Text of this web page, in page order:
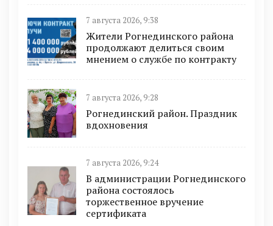
7 августа 2026, 9:38
Жители Рогнединского района
продолжают делиться своим
мнением о службе по контракту
7 августа 2026, 9:28
Рогнединский район. Праздник
вдохновения
7 августа 2026, 9:24
В администрации Рогнединского
района состоялось
торжественное вручение
сертификата